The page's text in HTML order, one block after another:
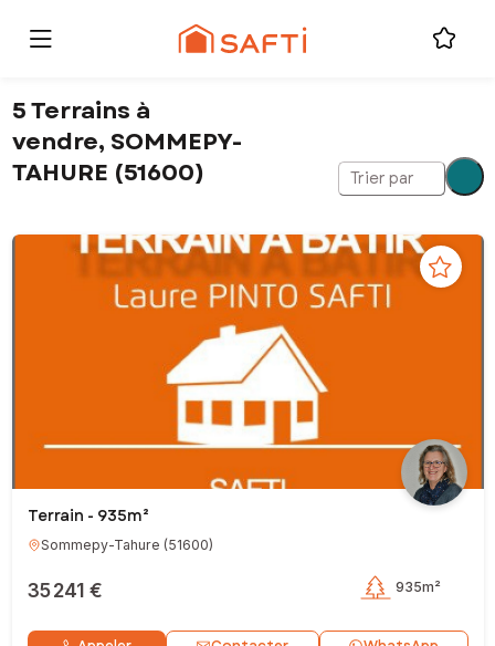
5 Terrains à
vendre, SOMMEPY-
TAHURE (51600)
Trier par
Terrain - 935m²
Sommepy-Tahure (51600)
35 241 € 935m²